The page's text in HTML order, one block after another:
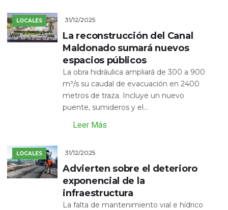
LOCALES 31/12/2025
La reconstrucción del Canal
Maldonado sumará nuevos
espacios públicos
La obra hidráulica ampliará de 300 a 900
m³/s su caudal de evacuación en 2400
metros de traza. Incluye un nuevo
puente, sumideros y el...
Leer Más
LOCALES 31/12/2025
Advierten sobre el deterioro
exponencial de la
infraestructura
La falta de mantenimiento vial e hídrico